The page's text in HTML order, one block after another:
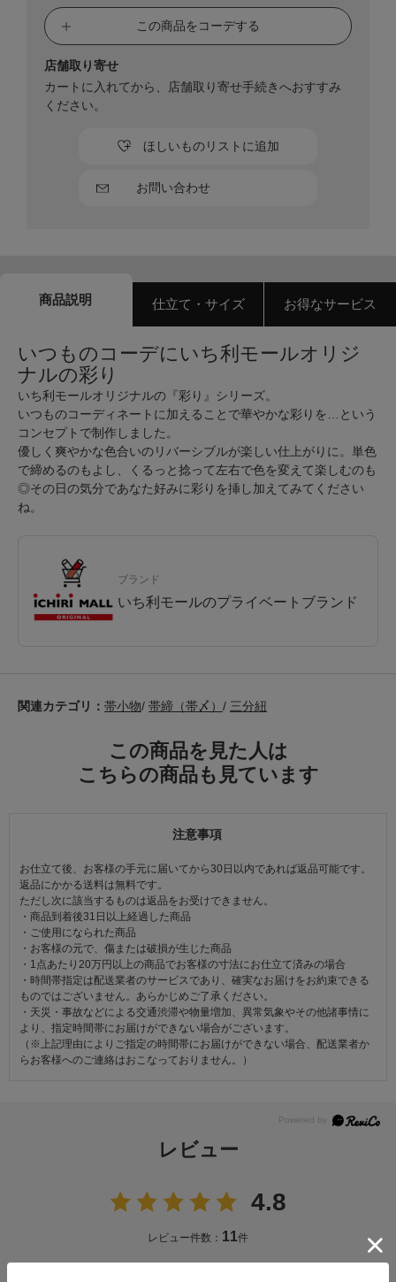
この商品をコーデする
お問い合わせ
ほしいものリストに追加
店舗取り寄せ
カートに入れてから、店舗取り寄せ手続きへおすすみ
ください。
商品説明 仕立て・サイズ お得なサービス
いつものコーデにいち利モールオリジ
ナルの彩り
いち利モールオリジナルの『彩り』シリーズ。
いつものコーディネートに加えることで華やかな彩りを…という
コンセプトで制作しました。
優しく爽やかな色合いのリバーシブルが楽しい仕上がりに。単色
で締めるのもよし、くるっと捻って左右で色を変えて楽しむのも
◎その日の気分であなた好みに彩りを挿し加えてみてください
ね。
ブランド
いち利モールのプライベートブランド
関連カテゴリ： 帯小物/ 帯締（帯〆） / 三分紐
この商品を見た人は
こちらの商品も見ています
注意事項
お仕立て後、お客様の手元に届いてから30日以内であれば返品可能です。
返品にかかる送料は無料です。
ただし次に該当するものは返品をお受けできません。
・商品到着後31日以上経過した商品
・ご使用になられた商品
・お客様の元で、傷または破損が生じた商品
・1点あたり20万円以上の商品でお客様の寸法にお仕立て済みの場合
・時間帯指定は配送業者のサービスであり、確実なお届けをお約束できる
ものではございません。あらかじめご了承ください。
・天災・事故などによる交通渋滞や物量増加、異常気象やその他諸事情に
より、指定時間帯にお届けができない場合がございます。
（※上記理由によりご指定の時間帯にお届けができない場合、配送業者か
らお客様へのご連絡はおこなっておりません。）
レビュー
4.8
レビュー件数： 11件